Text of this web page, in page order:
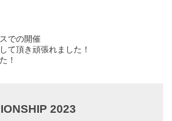
での開催
て頂き頑張れました！
！
2023